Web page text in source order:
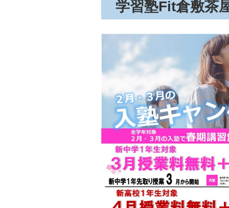
学習塾Fit倉敷茶